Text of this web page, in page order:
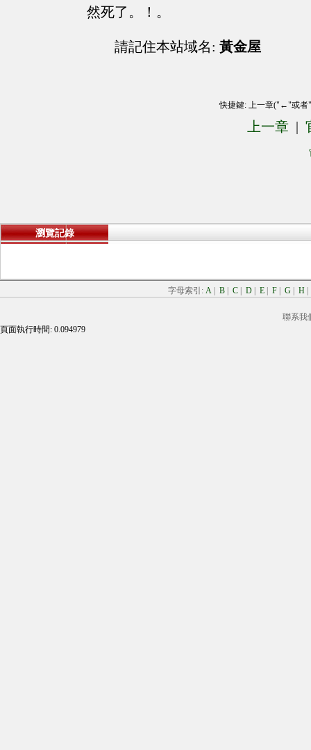
然死了。！。
請記住本站域名: 黃金屋
快捷鍵: 上一章("←"或
上一章 |
瀏覽記錄
字母索引: A B C D E F G H
聯系我
頁面執行時間: 0.094979